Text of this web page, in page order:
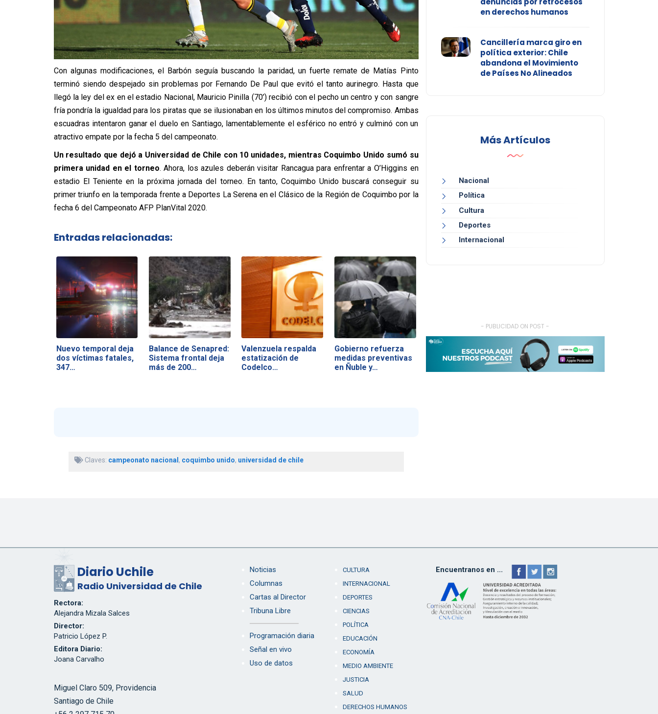
Con algunas modificaciones, el Barbón seguía buscando la paridad, un fuerte remate de Matías Pinto
terminó siendo despejado sin problemas por Fernando De Paul que evitó el tanto aurinegro. Hasta que
llegó la ley del ex en el estadio Nacional, Mauricio Pinilla (70’) recibió con el pecho un centro y con sangre
fría pondría la igualdad para los piratas que se ilusionaban en los últimos minutos del compromiso. Ambas
escuadras intentaron ganar el duelo en Santiago, lamentablemente el esférico no entró y culminó con un
atractivo empate por la fecha 5 del campeonato.
Un resultado que dejó a Universidad de Chile con 10 unidades, mientras Coquimbo Unido sumó su
primera unidad en el torneo. Ahora, los azules deberán visitar Rancagua para enfrentar a O’Higgins en
estadio El Teniente en la próxima jornada del torneo. En tanto, Coquimbo Unido buscará conseguir su
primer triunfo en la temporada frente a Deportes La Serena en el Clásico de la Región de Coquimbo por la
fecha 6 del Campeonato AFP PlanVital 2020.
Entradas relacionadas:
Nuevo temporal deja
dos víctimas fatales,
347…
Balance de Senapred:
Sistema frontal deja
más de 200…
Valenzuela respalda
estatización de
Codelco…
Gobierno refuerza
medidas preventivas
en Ñuble y…
Claves: campeonato nacional , coquimbo unido, universidad de chile
en derechos humanos
Cancillería marca giro en
política exterior: Chile
abandona el Movimiento
de Países No Alineados
Más Artículos
Nacional
Política
Cultura
Deportes
Internacional
- PUBLICIDAD ON POST -
Diario Uchile
Radio Universidad de Chile
Rectora:
Alejandra Mizala Salces
Director:
Patricio López P.
Editora Diario:
Joana Carvalho
Miguel Claro 509, Providencia
Santiago de Chile
Noticias
Columnas
Cartas al Director
Tribuna Libre
Programación diaria
Señal en vivo
Uso de datos
CULTURA
INTERNACIONAL
DEPORTES
CIENCIAS
POLÍTICA
EDUCACIÓN
ECONOMÍA
MEDIO AMBIENTE
JUSTICIA
SALUD
DERECHOS HUMANOS
Encuentranos en ...